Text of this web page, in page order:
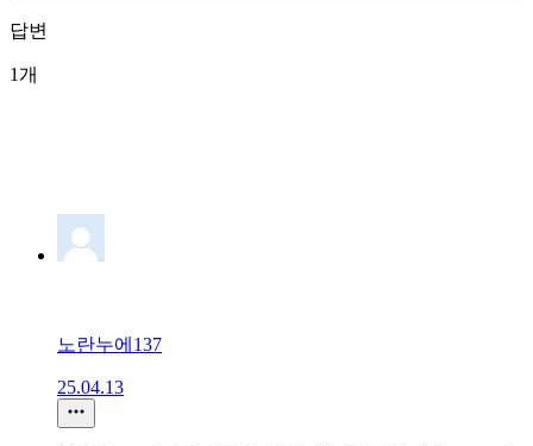
답변
1개
노란누에137
25.04.13